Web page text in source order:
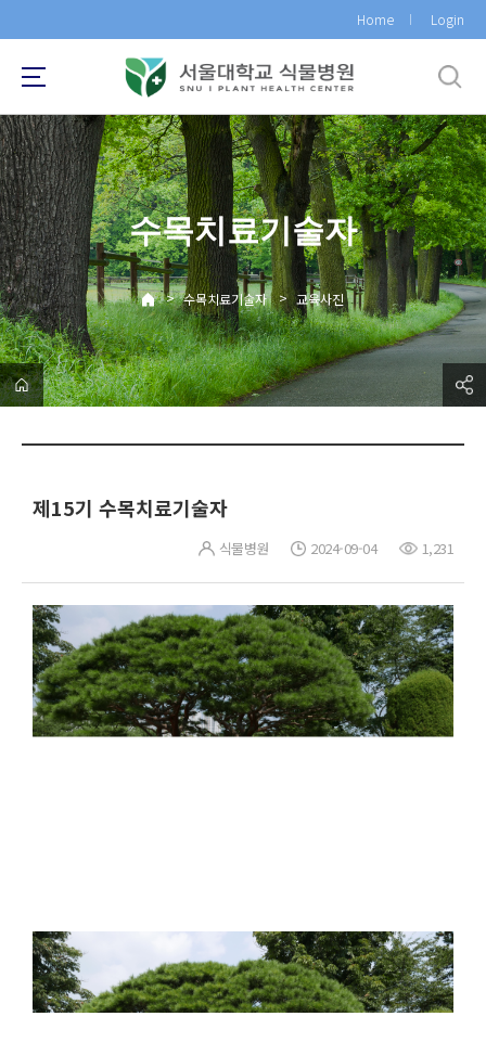
로
메
뉴
Home Login
수목치료기술자
> 수목치료기술자 > 교육사진
제15기 수목치료기술자
식물병원 2024-09-04 1,231